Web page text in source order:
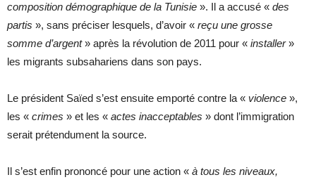
composition démographique de la Tunisie ». Il a accusé « des
partis », sans préciser lesquels, d’avoir « reçu une grosse
somme d’argent» après la révolution de 2011 pour « installer»
les migrants subsahariens dans son pays.
Le président Saïed s’est ensuite emporté contre la « violence »,
les « crimes » et les « actes inacceptables » dont l’immigration
serait prétendument la source.
Il s’est enfin prononcé pour une action « à tous les niveaux,